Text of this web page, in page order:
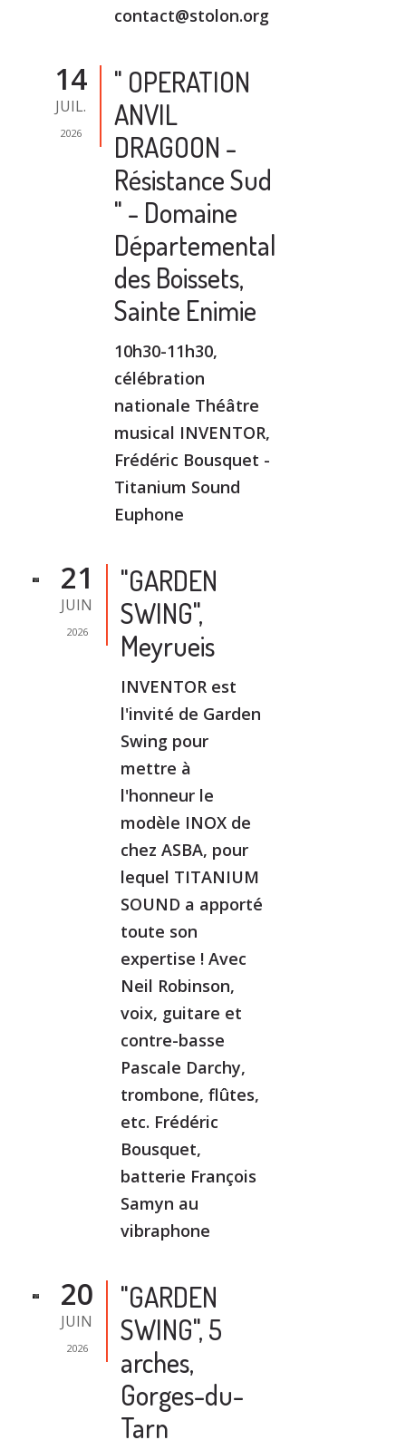
contact@stolon.org
14
JUIL.
2026
" OPERATION
ANVIL
DRAGOON -
Résistance Sud
" - Domaine
Départemental
des Boissets,
Sainte Enimie
10h30-11h30,
célébration
nationale Théâtre
musical INVENTOR,
Frédéric Bousquet -
Titanium Sound
Euphone
21
JUIN
2026
"GARDEN
SWING",
Meyrueis
INVENTOR est
l'invité de Garden
Swing pour
mettre à
l'honneur le
modèle INOX de
chez ASBA, pour
lequel TITANIUM
SOUND a apporté
toute son
expertise ! Avec
Neil Robinson,
voix, guitare et
contre-basse
Pascale Darchy,
trombone, flûtes,
etc. Frédéric
Bousquet,
batterie François
Samyn au
vibraphone
20
JUIN
2026
"GARDEN
SWING", 5
arches,
Gorges-du-
Tarn